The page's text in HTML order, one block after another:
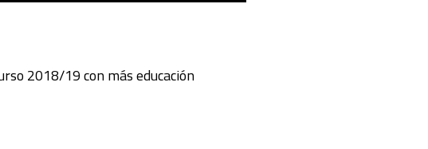
2018/19 con más educación